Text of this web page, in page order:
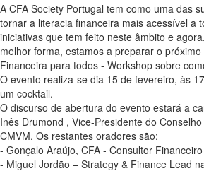
A CFA Society Portugal tem como uma das
tornar a literacia financeira mais acessível a
iniciativas que tem feito neste âmbito e
melhor forma, estamos a preparar o próximo
Financeira para todos - Workshop sobre
O evento realiza-se dia 15 de fevereiro, às
um cocktail.
O discurso de abertura do evento estará a
Inês Drumond , Vice-Presidente do
CMVM. Os restantes oradores são:
- Gonçalo Araújo, CFA - Consultor
- Miguel Jordão – Strategy & Finance Lead